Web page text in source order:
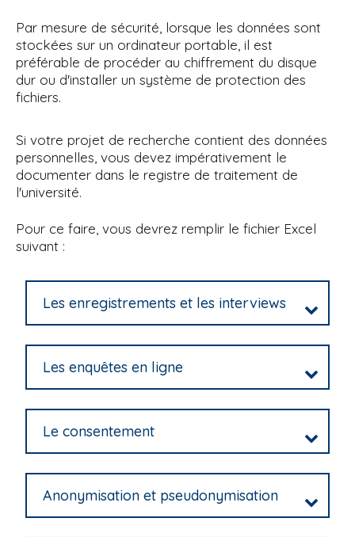
Par mesure de sécurité, lorsque les données sont
stockées sur un ordinateur portable, il est
préférable de procéder au chiffrement du disque
dur ou d'installer un système de protection des
fichiers.
Si votre projet de recherche contient des données
personnelles, vous devez impérativement le
documenter dans le registre de traitement de
l'université.
Pour ce faire, vous devrez remplir le fichier Excel
suivant :
Les enregistrements et les interviews
Les enquêtes en ligne
Le consentement
Anonymisation et pseudonymisation